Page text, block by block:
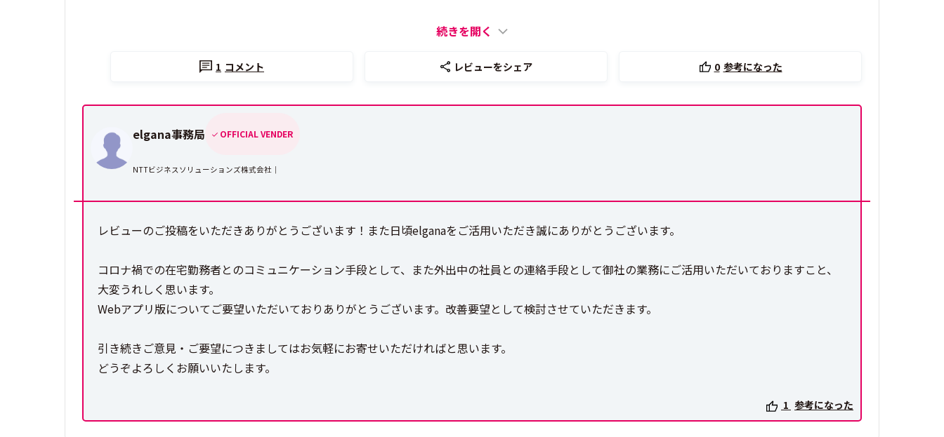
続きを開く
1 コメント レビューをシェア 0 参考になった
elgana事務局 OFFICIAL VENDER
NTTビジネスソリューションズ株式会社｜
レビューのご投稿をいただきありがとうございます！また日頃elganaをご活用いただき誠にありがとうございます。
コロナ禍での在宅勤務者とのコミュニケーション手段として、また外出中の社員との連絡手段として御社の業務にご活用いただいておりますこと、
大変うれしく思います。
Webアプリ版についてご要望いただいておりありがとうございます。改善要望として検討させていただきます。
引き続きご意見・ご要望につきましてはお気軽にお寄せいただければと思います。
どうぞよろしくお願いいたします。
1 参考になった